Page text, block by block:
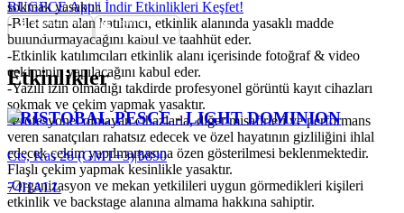
sokmak yasaktır.
-Bilet satın alan katılımcı, etkinlik alanında yasaklı madde
bulundurmayacağını kabul ve taahhüt eder.
-Etkinlik katılımcıları etkinlik alanı içerisinde fotoğraf & video
çekiminin yapılacağını kabul eder.
-Yazılı izin olmadığı takdirde profesyonel görüntü kayıt cihazları
sokmak ve çekim yapmak yasaktır.
-Profesyonel olmayan cihazlarla, diğer misafirleri ve performans
veren sanatçıları rahatsız edecek ve özel hayatının gizliliğini ihlal
edecek çekim yapılmamasına özen gösterilmesi beklenmektedir.
Flaşlı çekim yapmak kesinlikle yasaktır.
-Organizasyon ve mekan yetkilileri uygun görmedikleri kişileri
etkinlik ve backstage alanına almama hakkına sahiptir.
BUGECE App'i İndir Etkinlikleri Keşfet!
Etkinlikler
CRISTOBAL PESCE - LIGHT DOMINION
Cts, Kas 28 (GMT+3)|₺890
74HALL